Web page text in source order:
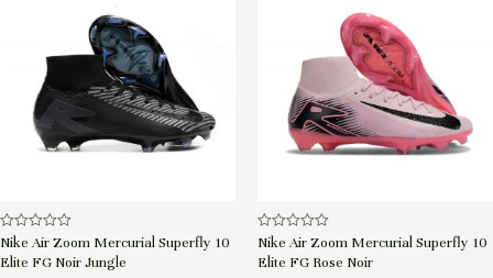
Note
sur
Nike Air Zoom Mercurial Superfly 10
Elite FG Noir Jungle
Note
sur
Nike Air Zoom Mercurial Superfly 10
Elite FG Rose Noir